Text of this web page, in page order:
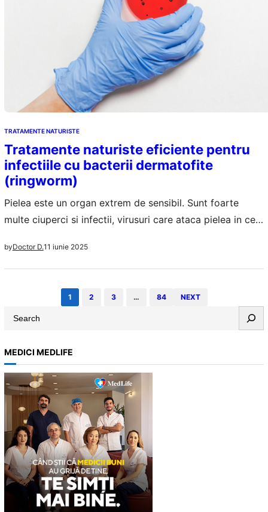
TRATAMENTE NATURISTE
Tratamente naturiste eficiente pentru
infectiile cu bacterii dermatofite
(ringworm)
Pielea este un organ extrem de sensibil. Sunt foarte
multe ciuperci si infectii, virusuri care ataca pielea in cele
(ringworm) sunt doar una dintre miile de variante in care
ciupercile ar putea pune mari probleme. Din fericire
avem multe simple si eficiente si pentru aceasta
afectiune… Infectiile cu…
byDoctor D.11 iunie 2025
1 2 3 … 84 NEXT
a
r
c
h
MEDICI MEDLIFE